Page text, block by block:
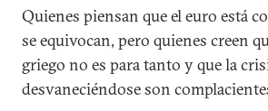
Quienes piensan que el euro está
se equivocan, pero quienes creen
griego no es para tanto y que la
desvaneciéndose son